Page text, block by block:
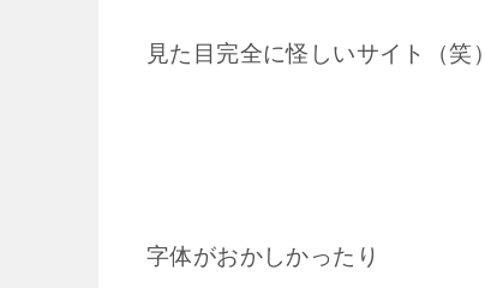
見た目完全に怪しいサイト（笑）
字体がおかしかったり